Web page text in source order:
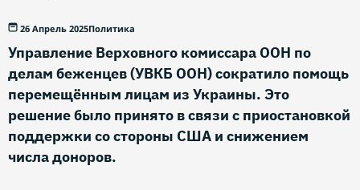
26 Апрель 2025Политика
Управление Верховного комиссара ООН по
делам беженцев (УВКБ ООН) сократило помощь
перемещённым лицам из Украины. Это
решение было принято в связи с приостановкой
поддержки со стороны США и снижением
числа доноров.